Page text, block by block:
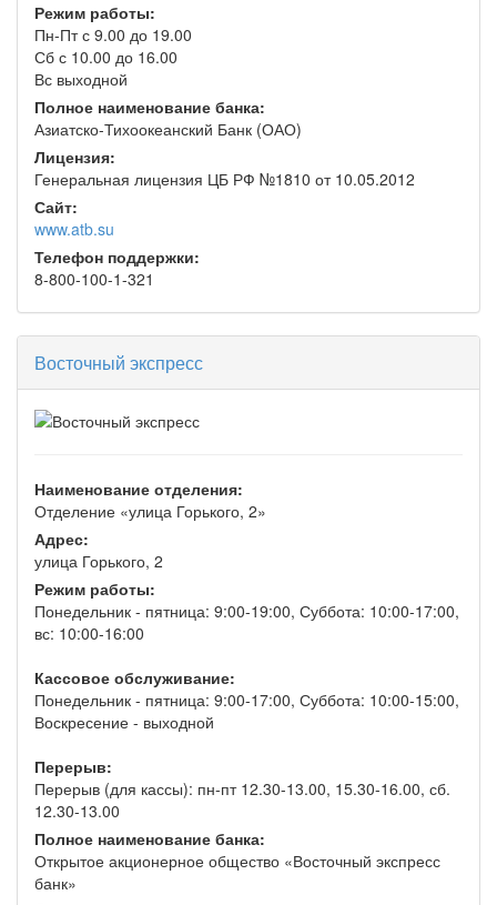
Режим работы:
Пн-Пт с 9.00 до 19.00
Сб с 10.00 до 16.00
Вс выходной
Полное наименование банка:
Азиатско-Тихоокеанский Банк (ОАО)
Лицензия:
Генеральная лицензия ЦБ РФ №1810 от 10.05.2012
Сайт:
www.atb.su
Телефон поддержки:
8-800-100-1-321
Восточный экспресс
Наименование отделения:
Отделение «улица Горького, 2»
Адрес:
улица Горького, 2
Режим работы:
Понедельник - пятница: 9:00-19:00, Суббота: 10:00-17:00,
вс: 10:00-16:00
Кассовое обслуживание:
Понедельник - пятница: 9:00-17:00, Суббота: 10:00-15:00,
Воскресение - выходной
Перерыв:
Перерыв (для кассы): пн-пт 12.30-13.00, 15.30-16.00, сб.
12.30-13.00
Полное наименование банка:
Открытое акционерное общество «Восточный экспресс
банк»